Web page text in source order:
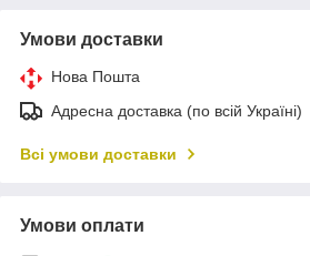
Умови доставки
Нова Пошта
Адресна доставка (по всій Україні)
Всі умови доставки
Умови оплати